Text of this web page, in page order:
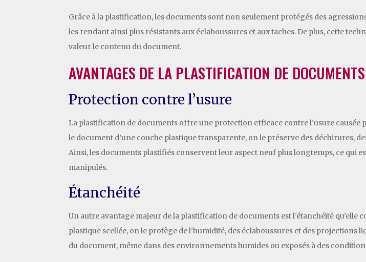
Grâce à la plastification, les documents sont non seulement protégés des
les rendant ainsi plus résistants aux éclaboussures et aux taches. De plus, cette
valeur le contenu du document.
AVANTAGES DE LA PLASTIFICATION DE DOCUMENTS
Protection contre l’usure
La plastification de documents offre une protection efficace contre l’usure
le document d’une couche plastique transparente, on le préserve des déchirures,
Ainsi, les documents plastifiés conservent leur aspect neuf plus longtemps, ce
manipulés.
Étanchéité
Un autre avantage majeur de la plastification de documents est l’étanchéité
plastique scellée, on le protège de l’humidité, des éclaboussures et des
du document, même dans des environnements humides ou exposés à des